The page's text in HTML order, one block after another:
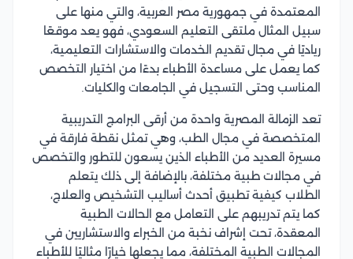
المعتمدة في جمهورية مصر العربية، والتي منها على
سبيل المثال ملتقى التعليم السعودي، فهو يعد موقعًا
رياديًا في مجال تقديم الخدمات والاستشارات التعليمية،
كما يعمل على مساعدة الأطباء بدءًا من اختيار التخصص
المناسب وحتى التسجيل في الجامعات والكليات.
تعد الزمالة المصرية واحدة من أرقى البرامج التدريبية
المتخصصة في مجال الطب، وهي تمثل نقطة فارقة في
مسيرة العديد من الأطباء الذين يسعون للتطور والتخصص
في مجالات طبية مختلفة، بالإضافة إلى ذلك يتعلم
الطلاب كيفية تطبيق أحدث أساليب التشخيص والعلاج،
كما يتم تدريبهم على التعامل مع الحالات الطبية
المعقدة، تحت إشراف نخبة من الخبراء والاستشاريين في
المجالات الطبية المختلفة، مما يجعلها خيارًا مثاليًا للأطباء